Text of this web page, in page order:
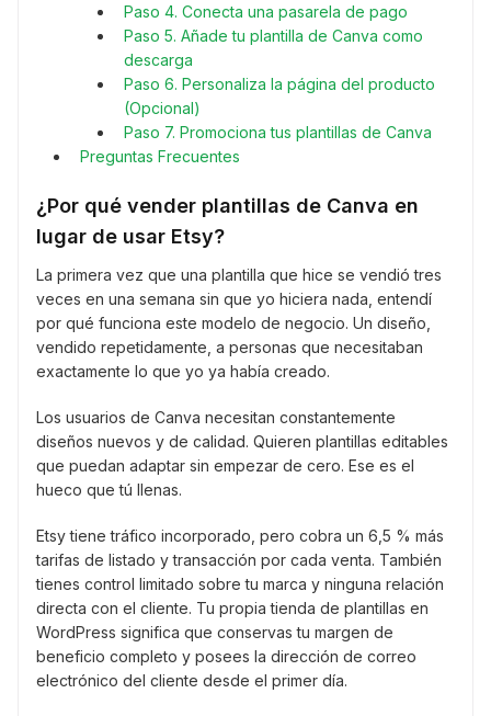
Paso 4. Conecta una pasarela de pago
Paso 5. Añade tu plantilla de Canva como
descarga
Paso 6. Personaliza la página del producto
(Opcional)
Paso 7. Promociona tus plantillas de Canva
Preguntas Frecuentes
¿Por qué vender plantillas de Canva en
lugar de usar Etsy?
La primera vez que una plantilla que hice se vendió tres
veces en una semana sin que yo hiciera nada, entendí
por qué funciona este modelo de negocio. Un diseño,
vendido repetidamente, a personas que necesitaban
exactamente lo que yo ya había creado.
Los usuarios de Canva necesitan constantemente
diseños nuevos y de calidad. Quieren plantillas editables
que puedan adaptar sin empezar de cero. Ese es el
hueco que tú llenas.
Etsy tiene tráfico incorporado, pero cobra un 6,5 % más
tarifas de listado y transacción por cada venta. También
tienes control limitado sobre tu marca y ninguna relación
directa con el cliente. Tu propia tienda de plantillas en
WordPress significa que conservas tu margen de
beneficio completo y posees la dirección de correo
electrónico del cliente desde el primer día.